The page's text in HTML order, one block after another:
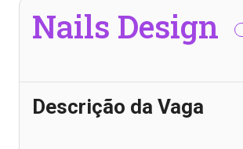
Nails Design
Descrição da Vaga